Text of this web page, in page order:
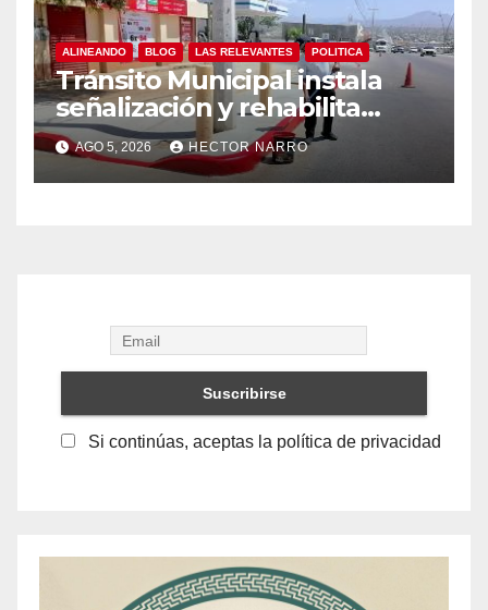
ALINEANDO BLOG LAS RELEVANTES POLITICA
Tránsito Municipal instala
señalización y rehabilita
cruces peatonales en Los
Cabos
AGO 5, 2026 HECTOR NARRO
Si continúas, aceptas la política de privacidad